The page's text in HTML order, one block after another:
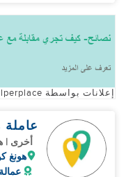
إعلانات بواسطة Helperplace
عاملة
أخرى |
هونغ